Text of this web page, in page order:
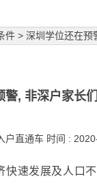
件 > 深圳学位还在预警, 非深户
警, 非深户家长
户直通车 时间 :
快速发展及人口